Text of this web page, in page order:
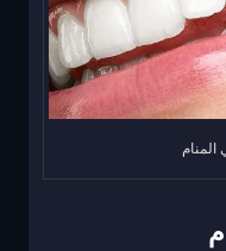
المنام